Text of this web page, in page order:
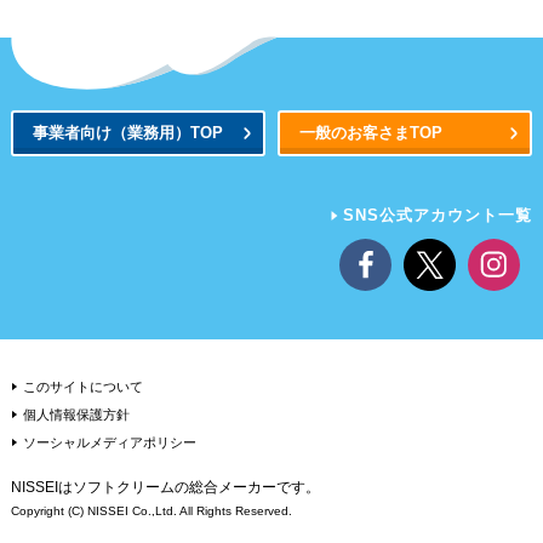
事業者向け（業務用） TOP 一般のお客さまTOP
SNS公式アカウント一覧
NISSEIはソフトクリームの総合メーカーです。
Copyright (C) NISSEI Co.,Ltd. All Rights Reserved.
このサイトについて
個人情報保護方針
ソーシャルメディアポリシー